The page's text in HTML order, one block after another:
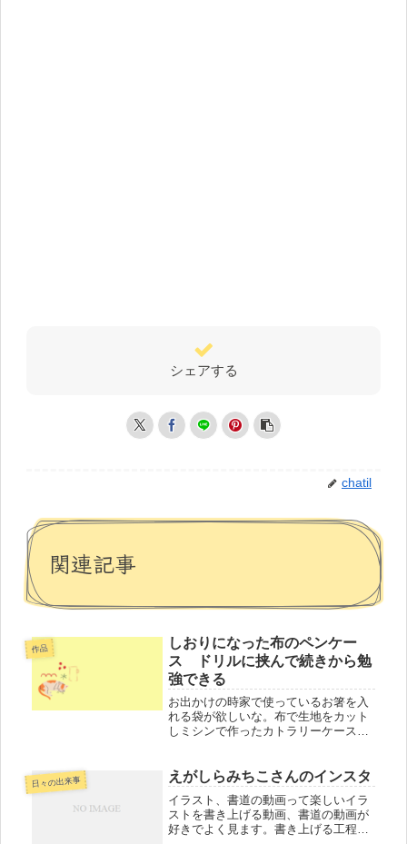
シェアする
chatil
関連記事
作品
しおりになった布のペンケー
ス ドリルに挟んで続きから勉
強できる
お出かけの時家で使っているお箸を入
れる袋が欲しいな。布で生地をカット
しミシンで作ったカトラリーケース幼
ゴム、赤鉛筆入れに 布のペンケース
このお休み中のカトラリーケース小学
生...
日々の出来事 えがしらみちこさんのインスタ
イラスト、書道の動画って楽しいイラ
ストを書き上げる動画、書道の動画が
好きでよく見ます。書き上げる工程、